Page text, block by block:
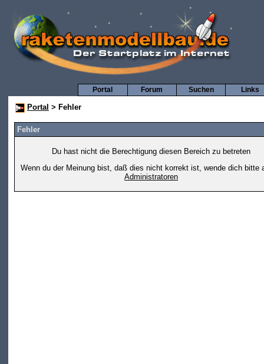
Links
Suchen
Forum
Portal
Portal > Fehler
Fehler
Du hast nicht die Berechtigung diesen Bereich zu betreten
Wenn du der Meinung bist, daß dies nicht korrekt ist, wende dich bitte
Administratoren